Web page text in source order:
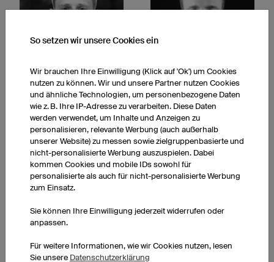
Brûleurs de loups
Eishockey
Niners Chemnitz
Basketball
Triathlon/Radsport
So setzen wir unsere Cookies ein
Wir brauchen Ihre Einwilligung (Klick auf 'Ok') um Cookies
nutzen zu können. Wir und unsere Partner nutzen Cookies
und ähnliche Technologien, um personenbezogene Daten
wie z. B. Ihre IP-Adresse zu verarbeiten. Diese Daten
werden verwendet, um Inhalte und Anzeigen zu
personalisieren, relevante Werbung (auch außerhalb
unserer Website) zu messen sowie zielgruppenbasierte und
nicht-personalisierte Werbung auszuspielen. Dabei
kommen Cookies und mobile IDs sowohl für
personalisierte als auch für nicht-personalisierte Werbung
zum Einsatz.
Sie können Ihre Einwilligung jederzeit widerrufen oder
anpassen.
Für weitere Informationen, wie wir Cookies nutzen, lesen
Sie unsere Datenschutzerklärung